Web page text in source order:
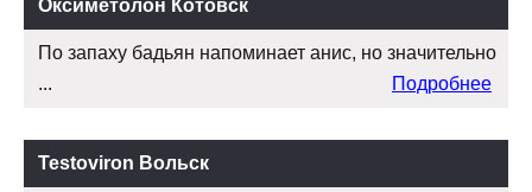
Оксиметолон Котовск
По запаху бадьян напоминает анис, но значительно
...
Подробнее
Testoviron Вольск